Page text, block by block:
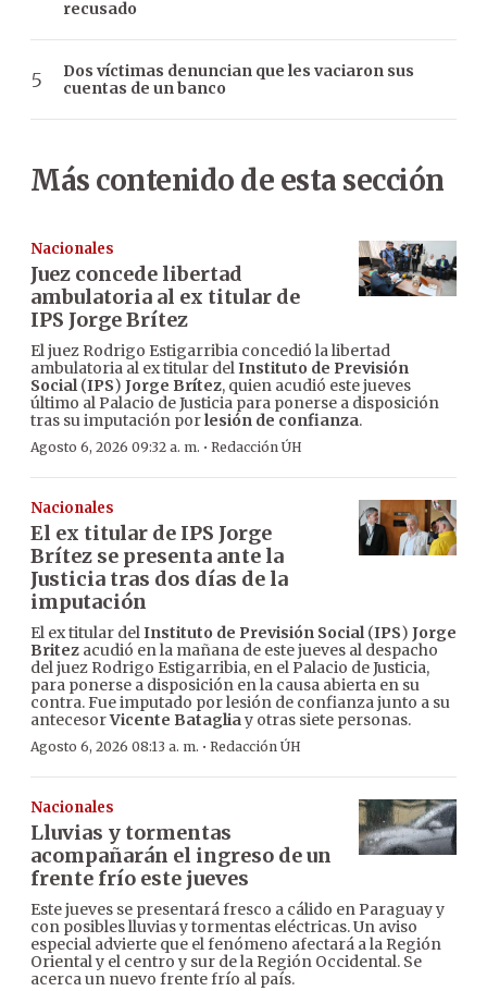
recusado
Dos víctimas denuncian que les vaciaron sus
cuentas de un banco
Más contenido de esta sección
Nacionales
Juez concede libertad
ambulatoria al ex titular de
IPS Jorge Brítez
El juez Rodrigo Estigarribia concedió la libertad
ambulatoria al ex titular delInstituto de Previsión
Social(IPS) Jorge Brítez, quien acudió este jueves
último al Palacio de Justicia para ponerse a disposición
tras su imputación porlesión de confianza.
Agosto 6, 2026 09:32 a. m. · Redacción ÚH
Nacionales
El ex titular de IPS Jorge
Brítez se presenta ante la
Justicia tras dos días de la
imputación
El ex titular delInstituto de Previsión Social(IPS) Jorge
Britez acudió en la mañana de este jueves al despacho
del juez Rodrigo Estigarribia, en el Palacio de Justicia,
para ponerse a disposición en la causa abierta en su
contra. Fue imputado por lesión de confianza junto a su
antecesorVicente Batagliay otras siete personas.
Agosto 6, 2026 08:13 a. m. · Redacción ÚH
Nacionales
Lluvias y tormentas
acompañarán el ingreso de un
frente frío este jueves
Este jueves se presentará fresco a cálido en Paraguay y
con posibles lluvias y tormentas eléctricas. Un aviso
especial advierte que el fenómeno afectará a la Región
Oriental y el centro y sur de la Región Occidental. Se
acerca un nuevo frente frío al país.